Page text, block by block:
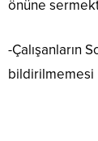
önüne
-Çalışanların
bildirilmemesi